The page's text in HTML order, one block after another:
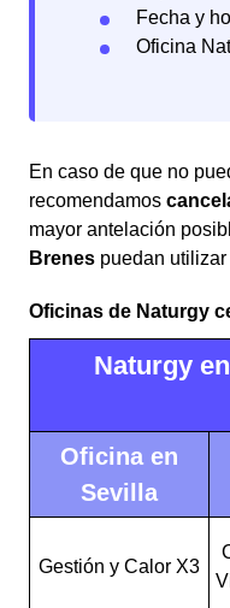
Fecha y
Oficina
En caso de que no
recomendamos
mayor antelación
Brenes puedan
Oficinas de Naturgy
Naturgy
Oficina en
Sevilla
Gestión y Calor X3